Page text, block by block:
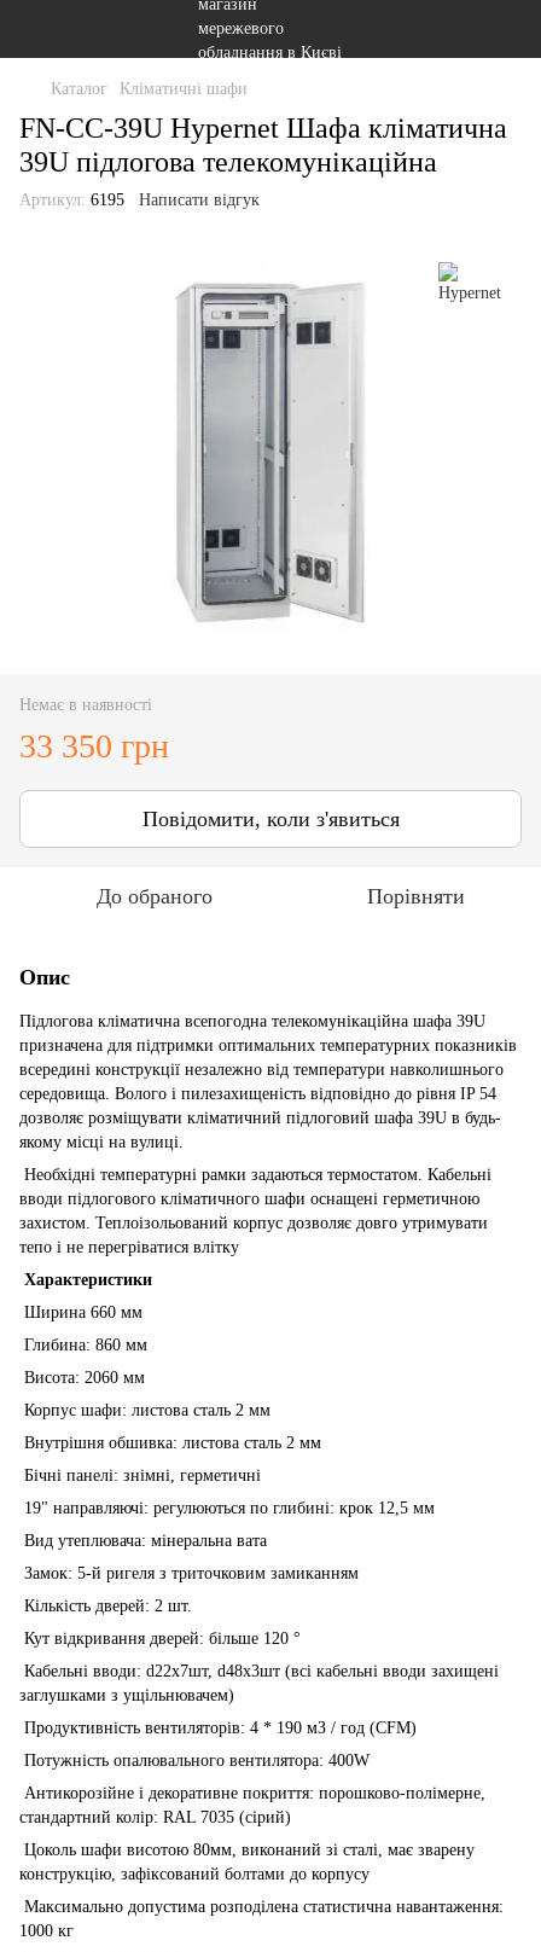
Каталог Кліматичні шафи
FN-CC-39U Hypernet Шафа кліматична
39U підлогова телекомунікаційна
Артикул: 6195 Написати відгук
Немає в наявності
33 350 грн
Повідомити, коли з'явиться
До обраного Порівняти
Опис
Підлогова кліматична всепогодна телекомунікаційна шафа 39U
призначена для підтримки оптимальних температурних показників
всередині конструкції незалежно від температури навколишнього
середовища. Волого і пилезахищеність відповідно до рівня IP 54
дозволяє розміщувати кліматичний підлоговий шафа 39U в будь-
якому місці на вулиці.
Необхідні температурні рамки задаються термостатом. Кабельні
вводи підлогового кліматичного шафи оснащені герметичною
захистом. Теплоізольований корпус дозволяє довго утримувати
тепо і не перегріватися влітку
Характеристики
Ширина 660 мм
Глибина: 860 мм
Висота: 2060 мм
Корпус шафи: листова сталь 2 мм
Внутрішня обшивка: листова сталь 2 мм
Бічні панелі: знімні, герметичні
19" направляючі: регулюються по глибині: крок 12,5 мм
Вид утеплювача: мінеральна вата
Замок: 5-й ригеля з триточковим замиканням
Кількість дверей: 2 шт.
Кут відкривання дверей: більше 120 °
Кабельні вводи: d22х7шт, d48х3шт (всі кабельні вводи захищені
заглушками з ущільнювачем)
Продуктивність вентиляторів: 4 * 190 мЗ / год (CFM)
Потужність опалювального вентилятора: 400W
Антикорозійне і декоративне покриття: порошково-полімерне,
стандартний колір: RAL 7035 (сірий)
Цоколь шафи висотою 80мм, виконаний зі сталі, має зварену
конструкцію, зафіксований болтами до корпусу
Максимально допустима розподілена статистична навантаження:
1000 кг